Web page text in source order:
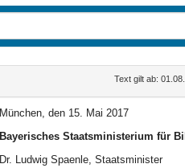
Text gilt ab:
München, den 15. Mai 2017
Bayerisches Staatsministerium für
Dr. Ludwig Spaenle, Staatsminister